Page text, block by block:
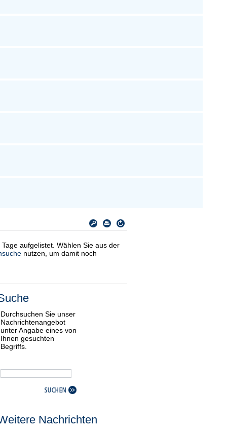
aufgelistet. Wählen Sie aus der
nutzen, um damit noch
Durchsuchen Sie unser
Nachrichtenangebot
unter Angabe eines von
Ihnen gesuchten
Begriffs.
Nachrichten